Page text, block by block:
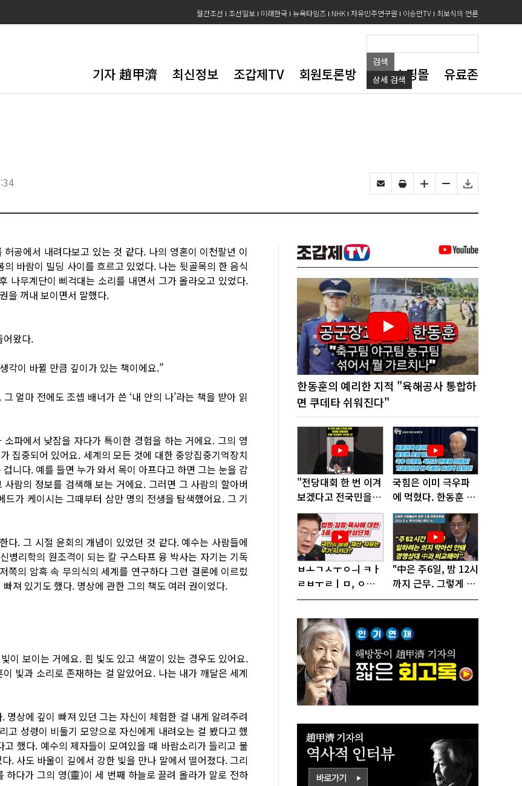
월간조선 조선일보 미래한국 뉴욕타임즈 NHK 자유민주연구원 이승만TV 최보식의 언론
검색
상세 검색
기자 趙甲濟 최신정보 조갑제TV 회원토론방 도서쇼핑몰 유료존
공에서 내려다보고 있는 것 같다. 나의 영혼이 이천팔년 이
바람이 빌딩 사이를 흐르고 있었다. 나는 뒷골목의 한 음식
나무계단이 삐걱대는 소리를 내면서 그가 올라오고 있었다.
을 꺼내 보이면서 말했다.
어왔다.
각이 바뀔 만큼 깊이가 있는 책이에요.”
얼마 전에도 조셉 배너가 쓴 ‘내 안의 나’라는 책을 받아 읽
파에서 낮잠을 자다가 특이한 경험을 하는 거에요. 그의 영
집중되어 있어요. 세계의 모든 것에 대한 중앙집중기억장치
니다. 예를 들면 누가 와서 목이 아프다고 하면 그는 눈을 감
람의 정보를 검색해 보는 거에요. 그러면 그 사람의 할아버
가 케이시는 그때부터 삼만 명의 전생을 탐색했어요. 그 기
다. 그 시절 윤회의 개념이 있었던 것 같다. 예수는 사람들에
병리학의 원조격이 되는 칼 구스타프 융 박사는 자기는 기독
쪽의 암흑 속 무의식의 세계를 연구하다 그런 결론에 이르렀
져 있기도 했다. 명상에 관한 그의 책도 여러 권이었다.
이 보이는 거에요. 흰 빛도 있고 색깔이 있는 경우도 있어요.
빛과 소리로 존재하는 걸 알았어요. 나는 내가 깨달은 세계
상에 깊이 빠져 있던 그는 자신이 체험한 걸 내게 알려주려
성령이 비둘기 모양으로 자신에게 내려오는 걸 봤다고 했
했다. 예수의 제자들이 모여있을 때 바람소리가 들리고 불
. 사도 바울이 길에서 강한 빛을 만나 말에서 떨어졌다. 그리
다가 그의 영(靈)이 세 번째 하늘로 끌려 올라가 말로 전하
한동훈의 예리한 지적 "육해공사 통합하
면 쿠데타 쉬워진다"
"전당대회 한 번 이겨
보겠다고 전국민을
'지옥문'으로 밀어!"
국힘은 이미 극우파
에 먹혔다. 한동훈 창
당이 답!
ㅂㅗㄱㅅㅜㅇㅢ ㅋㅏ
ㄹㅂㅜㄹㅣㅁ, ㅇㅙ
ㄱㅜㄱㅁㅣㄴㄷㅡㄹ
ㅎㅏㄴㅏ?
"中은 주6일, 밤 12시
까지 근무. 그렇게 일
해서 어떻게 경쟁하